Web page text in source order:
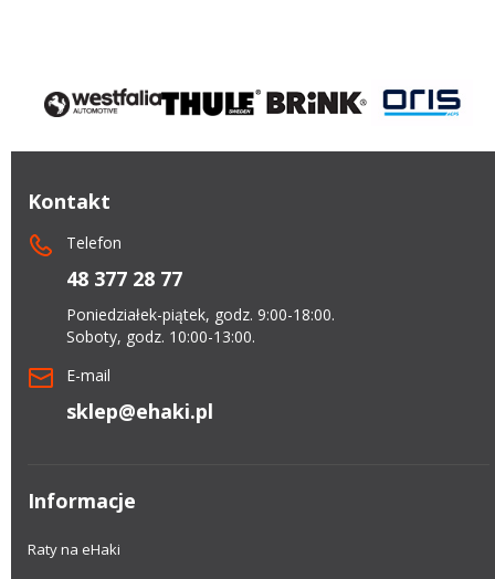
Kontakt
Telefon
48 377 28 77
Poniedziałek-piątek, godz. 9:00-18:00.
Soboty, godz. 10:00-13:00.
E-mail
sklep@ehaki.pl
Informacje
Raty na eHaki